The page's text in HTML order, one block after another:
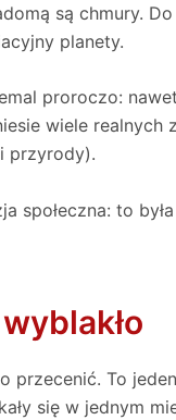
są chmury.
planety.
proroczo:
wiele realnych
przyrody).
społeczna: to
przecenić. To
się w jednym